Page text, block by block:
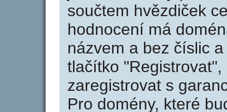
součtem hvězdiček
hodnocení má
názvem a bez číslic
tlačítko
zaregistrovat s
Pro domény, které